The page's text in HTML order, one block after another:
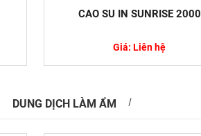
CAO SU IN SUNRISE 2000
Giá: Liên hệ
DUNG DỊCH LÀM ẨM
môi hữu cơ quan